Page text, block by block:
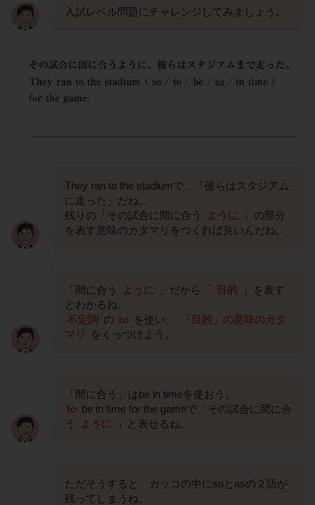
入試レベル問題にチャレンジしてみましょう。
They ran to the stadiumで、「彼らはスタジアム
に走った」だね。
残りの「その試合に間に合う
ように
」の部分
を表す意味のカタマリをつくれば良いんだね。
「間に合う ように 」だから「 目的
」を表す
とわかるね。
不定詞 の to を使い、
「目的」の意味のカタ
マリ
をくっつけよう。
「間に合う」はbe in timeを使おう。
to be in time for the gameで「その試合に間に合
う
ように 」と表せるね。
ただそうすると、カッコの中にsoとasの２語が
残ってしまうね。